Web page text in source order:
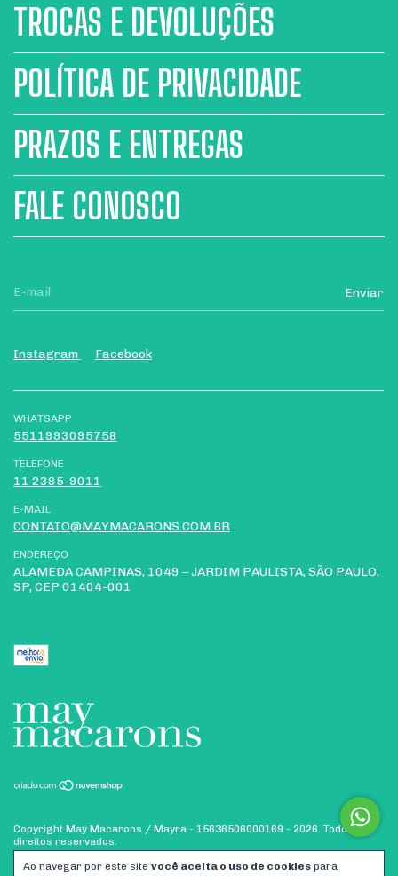
Ao navegar por este site você aceita o uso de cookies para
TROCAS E DEVOLUÇÕES
POLÍTICA DE PRIVACIDADE
PRAZOS E ENTREGAS
FALE CONOSCO
Instagram Facebook
WHATSAPP
5511993095758
TELEFONE
11 2385-9011
E-MAIL
CONTATO@MAYMACARONS.COM.BR
ENDEREÇO
ALAMEDA CAMPINAS, 1049 – JARDIM PAULISTA, SÃO PAULO,
SP, CEP 01404-001
Copyright May Macarons / Mayra - 15636506000169 - 2026. Todos os
direitos reservados.